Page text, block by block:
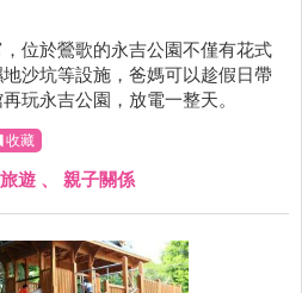
位於鶯歌的永吉公園不僅有花式
沙坑等設施，爸媽可以趁假日帶
玩永吉公園，放電一整天。
收藏
遊 、 親子關係